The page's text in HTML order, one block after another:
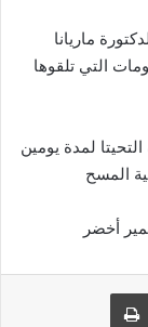
ماريانا
التي تلقوها
لمدة يومين
المسح
أخضر
البريد طباعة